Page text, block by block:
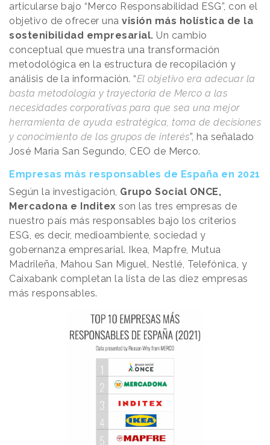
articularse bajo “Merco Responsabilidad ESG”, con el
objetivo de ofrecer una visión más holística de la
sostenibilidad empresarial. Un cambio
conceptual que muestra una transformación
metodológica en la estructura de recopilación y
análisis de la información. “El objetivo era adecuar la
basta metodología y trayectoria de Merco a las
necesidades corporativas para que sea una mejor
herramienta de ayuda estratégica, toma de decisiones
y conocimiento de los grupos de interés”, ha señalado
José María San Segundo, CEO de Merco.
Empresas más responsables de España en 2021
Según la investigación, Grupo Social ONCE,
Mercadona e Inditex son las tres empresas de
nuestro país más responsables bajo los criterios
ESG, es decir, medioambiente, sociedad y
gobernanza empresarial. Ikea, Mapfre, Mutua
Madrileña, Mahou San Miguel, Nestlé, Telefónica, y
Caixabank completan la lista de las diez empresas
más responsables.